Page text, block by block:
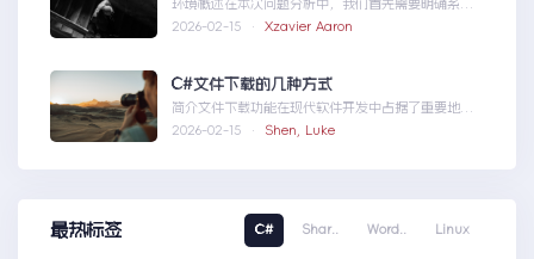
环境概述在本次问题分析中，我们首先需要明确系统
的运行环境。了解环境配置不仅能帮助我们定位问
2026-02-15 · Xzavier Aaron
C#文件下载的几种方式
简介文件下载功能在现代软件开发中占据了重要地
位，无论是为用户提供资源、分发文档，还是实现数
2026-02-15 · Shen, Luke
最热标签 C# Shar.. Word.. Linux